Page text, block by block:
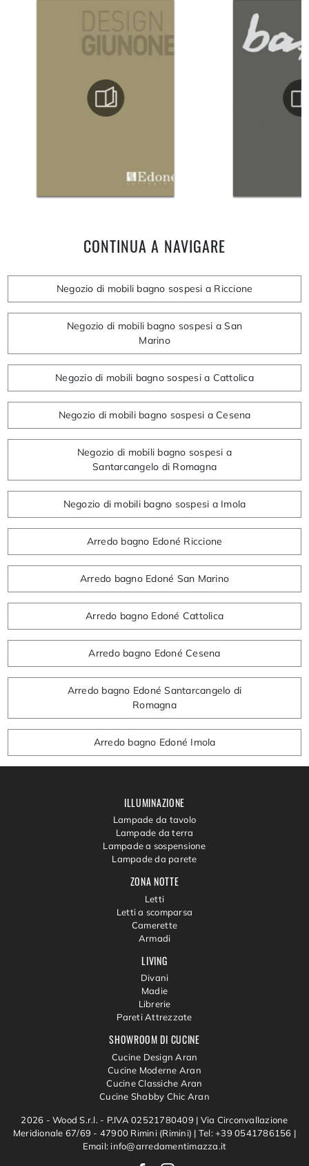
CONTINUA A NAVIGARE
Negozio di mobili bagno sospesi a Riccione
Negozio di mobili bagno sospesi a San
Marino
Negozio di mobili bagno sospesi a Cattolica
Negozio di mobili bagno sospesi a Cesena
Negozio di mobili bagno sospesi a
Santarcangelo di Romagna
Negozio di mobili bagno sospesi a Imola
Arredo bagno Edoné Riccione
Arredo bagno Edoné San Marino
Arredo bagno Edoné Cattolica
Arredo bagno Edoné Cesena
Arredo bagno Edoné Santarcangelo di
Romagna
Arredo bagno Edoné Imola
SHOWROOM DI CUCINE
Cucine Design Aran
Cucine Moderne Aran
Cucine Classiche Aran
Cucine Shabby Chic Aran
LIVING
Divani
Madie
Librerie
Pareti Attrezzate
ZONA NOTTE
Letti
Letti a scomparsa
Camerette
Armadi
ILLUMINAZIONE
Lampade da tavolo
Lampade da terra
Lampade a sospensione
Lampade da parete
2026 - Wood S.r.l. - P.IVA 02521780409 | Via Circonvallazione
Meridionale 67/69 - 47900 Rimini (Rimini) | Tel: +39 0541786156 |
Email: info@arredamentimazza.it